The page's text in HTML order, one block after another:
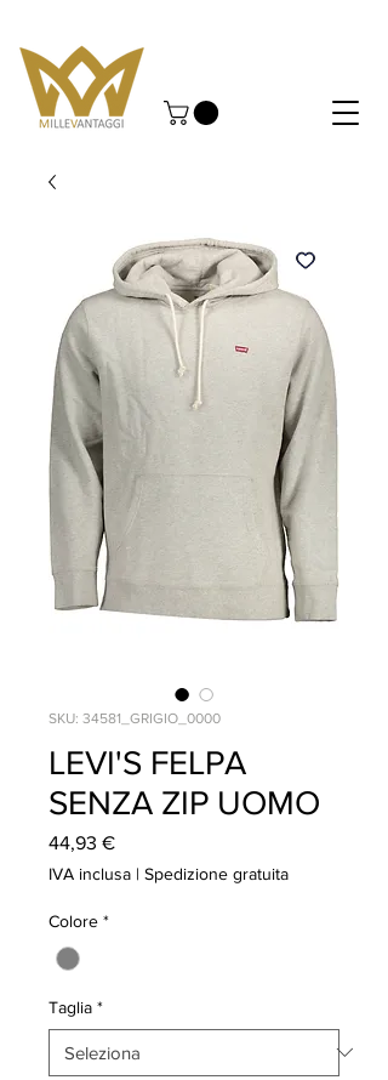
SKU: 34581_GRIGIO_0000
LEVI'S FELPA
SENZA ZIP UOMO
44,93 €Prezzo
IVA inclusa | Spedizione gratuita
Colore *
Taglia *